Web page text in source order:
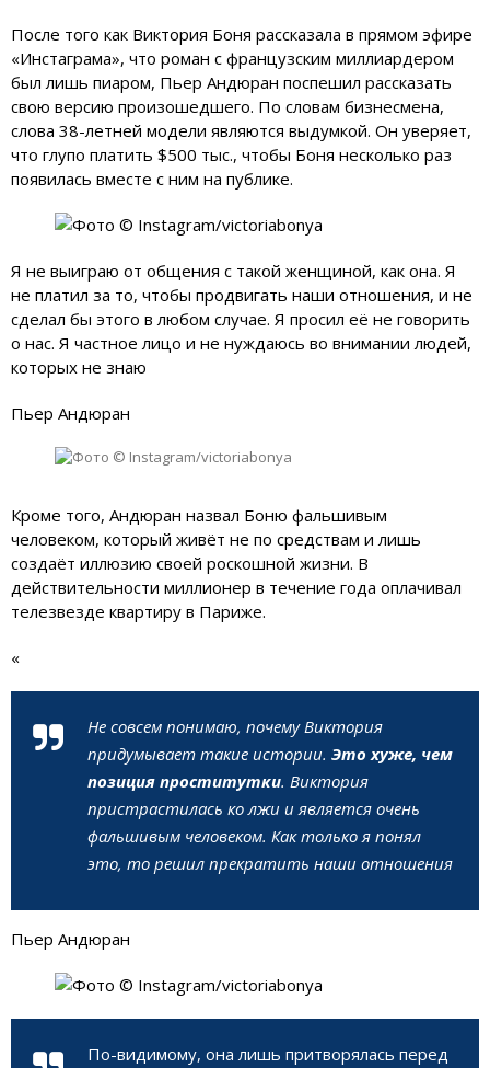
После того как Виктория Боня рассказала в прямом эфире
«Инстаграма», что роман с французским миллиардером
был лишь пиаром, Пьер Андюран поспешил рассказать
свою версию произошедшего. По словам бизнесмена,
слова 38-летней модели являются выдумкой. Он уверяет,
что глупо платить $500 тыс., чтобы Боня несколько раз
появилась вместе с ним на публике.
Я не выиграю от общения с такой женщиной, как она. Я
не платил за то, чтобы продвигать наши отношения, и не
сделал бы этого в любом случае. Я просил её не говорить
о нас. Я частное лицо и не нуждаюсь во внимании людей,
которых не знаю
Пьер Андюран
Кроме того, Андюран назвал Боню фальшивым
человеком, который живёт не по средствам и лишь
создаёт иллюзию своей роскошной жизни. В
действительности миллионер в течение года оплачивал
телезвезде квартиру в Париже.
«
Не совсем понимаю, почему Виктория
придумывает такие истории. Это хуже, чем
позиция проститутки. Виктория
пристрастилась ко лжи и является очень
фальшивым человеком. Как только я понял
это, то решил прекратить наши отношения
Пьер Андюран
По-видимому, она лишь притворялась перед